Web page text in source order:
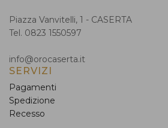
Piazza Vanvitelli, 1 - CASERTA
Tel. 0823 1550597
info@orocaserta.it
SERVIZI
Pagamenti
Spedizione
Recesso